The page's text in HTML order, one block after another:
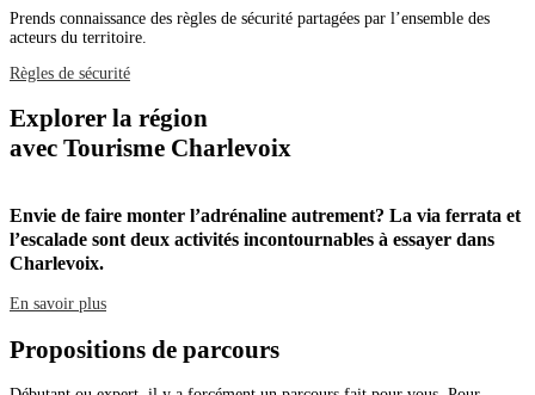
Prends connaissance des règles de sécurité partagées par l’ensemble des
acteurs du territoire.
Règles de sécurité
Explorer la région
avec Tourisme Charlevoix
Envie de faire monter l’adrénaline autrement? La via ferrata et
l’escalade sont deux activités incontournables à essayer dans
Charlevoix.
En savoir plus
Propositions de parcours